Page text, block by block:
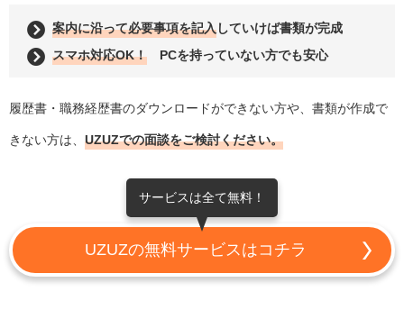
案内に沿って必要事項を記入していけば書類が完成
スマホ対応OK！ PCを持っていない方でも安心
履歴書・職務経歴書のダウンロードができない方や、書類が作成で
きない方は、 UZUZでの面談をご検討ください。
サービスは全て無料！
UZUZの無料サービスはコチラ